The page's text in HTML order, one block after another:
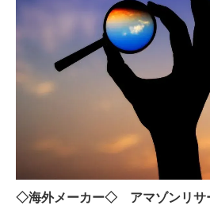
◇海外メーカー◇ アマゾンリサ